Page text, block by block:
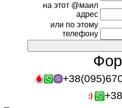
на этот @маил
адрес
или по этому
телефону